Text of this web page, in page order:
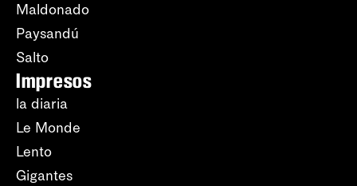
Maldonado
Paysandú
Salto
Impresos
la diaria
Le Monde
Lento
Gigantes